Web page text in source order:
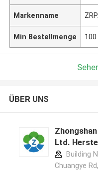
Markenname
Min Bestellmenge 100
ÜBER UNS
Ltd.
Building
Chuangye